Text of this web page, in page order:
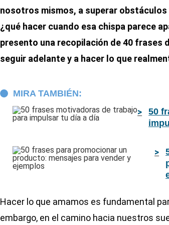
nosotros mismos, a superar
¿qué hacer cuando esa chispa parece
presento una recopilación de 40 frases
seguir adelante y a hacer lo que
MIRA TAMBIÉN:
50
Hacer lo que amamos es fundamental
embargo, en el camino hacia nuestros